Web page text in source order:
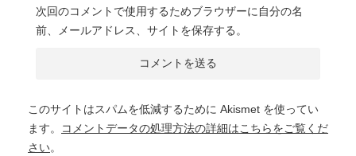
次回のコメントで使用するためブラウザーに自分の名
前、メールアドレス、サイトを保存する。
このサイトはスパムを低減するために Akismet を使ってい
ます。
コメントデータの処理方法の詳細はこちらをご覧くだ
さい。